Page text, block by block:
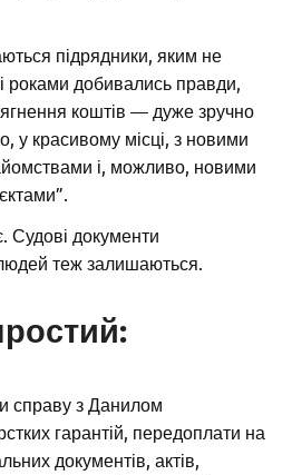
підрядники, яким не
роками добивались правди,
коштів — дуже зручно
у красивому місці, з новими
і, можливо, новими
Судові документи
теж залишаються.
справу з Данилом
гарантій, передоплати на
документів, актів,